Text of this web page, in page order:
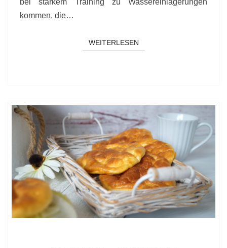
bei starkem Training zu Wassereinlagerungen
kommen, die…
WEITERLESENWEITERLESEN